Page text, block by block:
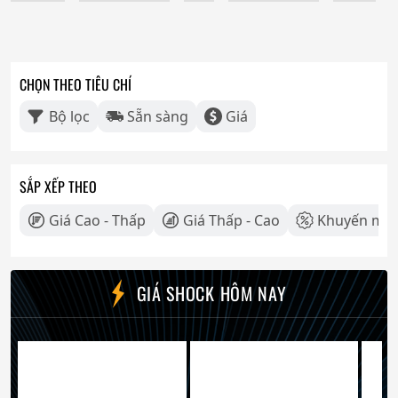
CHỌN THEO TIÊU CHÍ
Bộ lọc Sẵn sàng Giá
SẮP XẾP THEO
Giá Cao - Thấp Giá Thấp - Cao Khuyến mãi
GIÁ SHOCK HÔM NAY